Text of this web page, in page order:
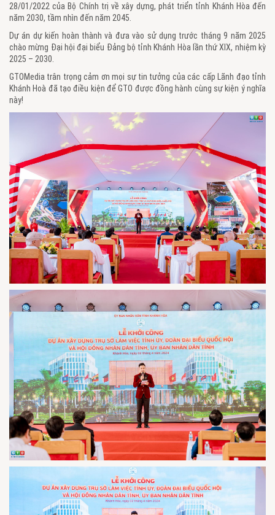
28/01/2022 của Bộ Chính trị về xây dựng, phát triển tỉnh Khánh Hòa đến
năm 2030, tầm nhìn đến năm 2045.
Dự án dự kiến hoàn thành và đưa vào sử dụng trước tháng 9 năm 2025
chào mừng Đại hội đại biểu Đảng bộ tỉnh Khánh Hòa lần thứ XIX, nhiệm kỳ
2025 – 2030.
GTOMedia trân trọng cảm ơn mọi sự tin tưởng của các cấp Lãnh đạo tỉnh
Khánh Hoà đã tạo điều kiện để GTO được đồng hành cùng sự kiện ý nghĩa
này!